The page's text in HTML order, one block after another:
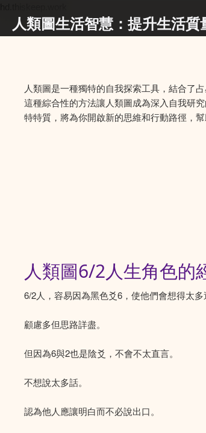
人類圖生活智慧：提升生活質
人類圖是一種獨特的自我探索工具，結合了
這種綜合性的方法讓人類圖成為深入自我研
特特質，將為你開啟新的思維和行動路徑，
人類圖6/2人生角色的
6/2人，容易因為黑色爻6，使他們會想得太多
顧慮多但思路詳盡。
但因為6與2也是陰爻，不會不太直言。
不想說太多話。
認為他人應讓明白而不必說出口。